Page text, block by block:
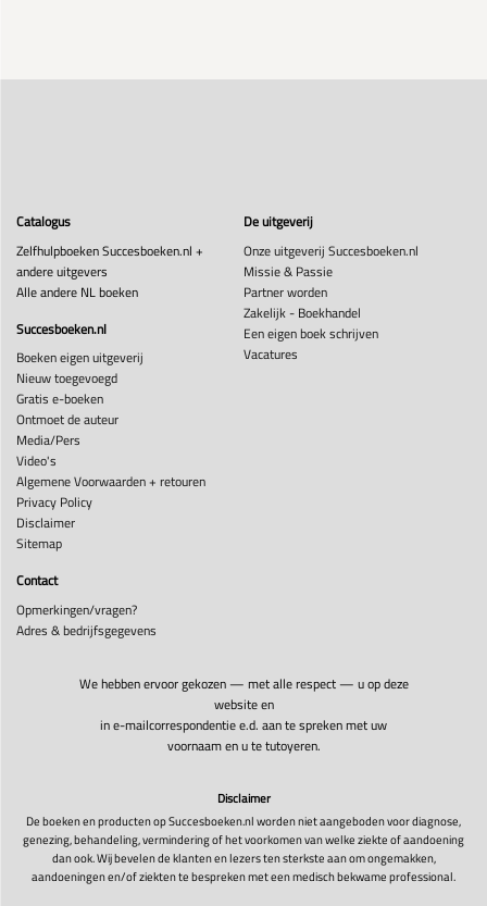
Catalogus
Zelfhulpboeken Succesboeken.nl +
andere uitgevers
Alle andere NL boeken
Succesboeken.nl
Boeken eigen uitgeverij
Nieuw toegevoegd
Gratis e-boeken
Ontmoet de auteur
Media/Pers
Video's
Algemene Voorwaarden + retouren
Privacy Policy
Disclaimer
Sitemap
De uitgeverij
Onze uitgeverij Succesboeken.nl
Missie & Passie
Partner worden
Zakelijk - Boekhandel
Een eigen boek schrijven
Vacatures
Contact
Opmerkingen/vragen?
Adres & bedrijfsgegevens
We hebben ervoor gekozen — met alle respect — u op deze
website en
in e-mailcorrespondentie e.d. aan te spreken met uw
voornaam en u te tutoyeren.
Disclaimer
De boeken en producten op Succesboeken.nl worden niet aangeboden voor diagnose,
genezing, behandeling, vermindering of het voorkomen van welke ziekte of aandoening
dan ook. Wij bevelen de klanten en lezers ten sterkste aan om ongemakken,
aandoeningen en/of ziekten te bespreken met een medisch bekwame professional.